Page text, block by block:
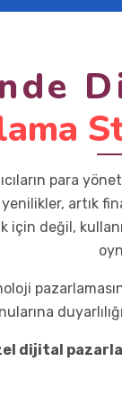
para
artık
için değil,
dijital